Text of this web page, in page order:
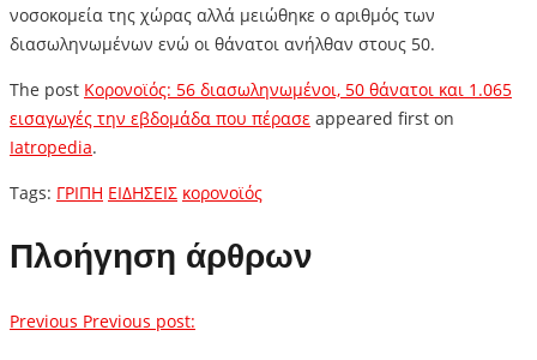
νοσοκομεία της χώρας αλλά μειώθηκε ο αριθμός των
διασωληνωμένων ενώ οι θάνατοι ανήλθαν στους 50.
The post Κορονοϊός: 56 διασωληνωμένοι, 50 θάνατοι και 1.065
εισαγωγές την εβδομάδα που πέρασε appeared first on
Iatropedia.
Tags: ΓΡΙΠΗ ΕΙΔΗΣΕΙΣ κορονοϊός
Πλοήγηση άρθρων
Previous Previous post: